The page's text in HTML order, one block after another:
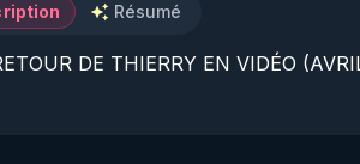
Résumé
DE THIERRY EN VIDÉO